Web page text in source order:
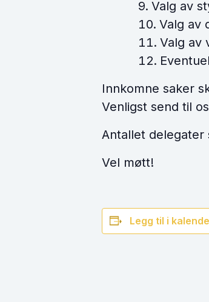
Valg av
Valg av
Valg av
Innkomne saker
Venligst send til
Antallet delegater
Vel møtt!
Legg til i